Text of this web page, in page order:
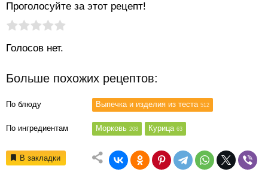
Проголосуйте за этот рецепт!
Рейтинг статьи:
Голосов нет.
Больше похожих рецептов:
По блюду Выпечка и изделия из теста 512
По ингредиентам Морковь 208 Курица 63
В закладки